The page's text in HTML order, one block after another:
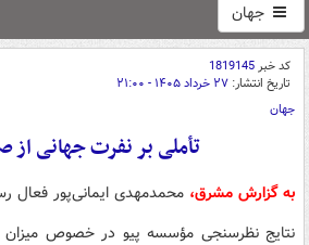
جهان
کد خبر1819145
تاریخ انتشار: ۲۷ خرداد ۱۴۰۵ - ۲۱:۰۰
جهان
تأملی بر نفرت جهانی از
به گزارش مشرق، محمدمهدی ایمانی‌پور فعال
نتایج نظرسنجی مؤسسه پیو در خصوص میزان